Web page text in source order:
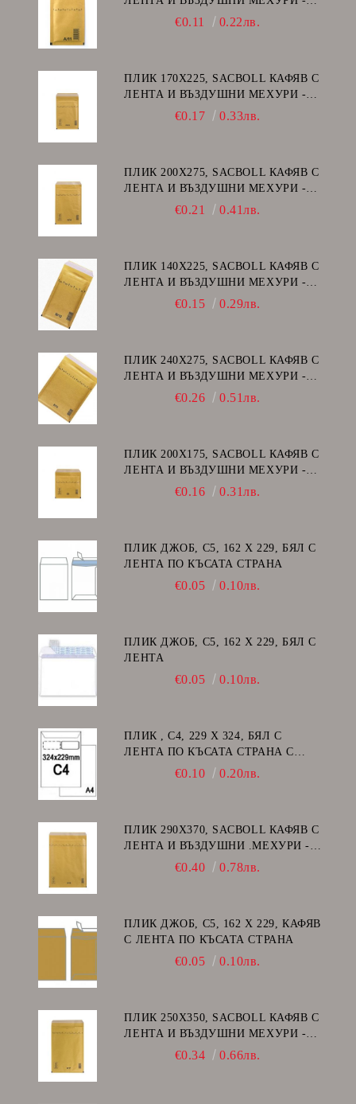
€0.11 0.22лв.
ПЛИК 170Х225, SACBOLL КАФЯВ С
ЛЕНТА И ВЪЗДУШНИ МЕХУРИ -
€0.17 0.33лв.
ПЛИК 200Х275, SACBOLL КАФЯВ С
ЛЕНТА И ВЪЗДУШНИ МЕХУРИ -
€0.21 0.41лв.
ПЛИК 140Х225, SACBOLL КАФЯВ С
ЛЕНТА И ВЪЗДУШНИ МЕХУРИ -
€0.15 0.29лв.
ПЛИК 240Х275, SACBOLL КАФЯВ С
ЛЕНТА И ВЪЗДУШНИ МЕХУРИ -
€0.26 0.51лв.
ПЛИК 200Х175, SACBOLL КАФЯВ С
ЛЕНТА И ВЪЗДУШНИ МЕХУРИ -
€0.16 0.31лв.
ПЛИК ДЖОБ, C5, 162 Х 229, БЯЛ С
ЛЕНТА ПО КЪСАТА СТРАНА
€0.05 0.10лв.
ПЛИК ДЖОБ, C5, 162 Х 229, БЯЛ С
ЛЕНТА
€0.05 0.10лв.
ПЛИК , C4, 229 Х 324, БЯЛ С
ЛЕНТА ПО КЪСАТА СТРАНА С
ДЕСЕН ПРОЗОРЕЦ
€0.10 0.20лв.
ПЛИК 290Х370, SACBOLL КАФЯВ С
ЛЕНТА И ВЪЗДУШНИ .МЕХУРИ -
€0.40 0.78лв.
ПЛИК ДЖОБ, C5, 162 Х 229, КАФЯВ
С ЛЕНТА ПО КЪСАТА СТРАНА
€0.05 0.10лв.
ПЛИК 250Х350, SACBOLL КАФЯВ С
ЛЕНТА И ВЪЗДУШНИ МЕХУРИ -
€0.34 0.66лв.